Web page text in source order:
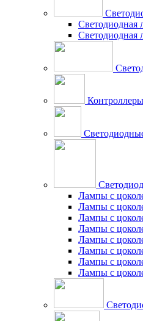
Светодиодная
Светодиодная
Лампы с
Лампы с
Лампы с
Лампы с
Лампы с
Лампы с
Лампы с
Лампы с